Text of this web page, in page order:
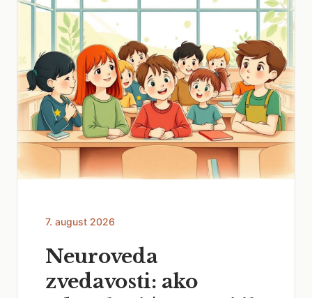
7. august 2026
Neuroveda
zvedavosti: ako